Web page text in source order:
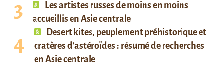
Les artistes russes de moins en moins
accueillis en Asie centrale
Desert kites, peuplement préhistorique et
cratères d’astéroïdes : résumé de recherches
en Asie centrale